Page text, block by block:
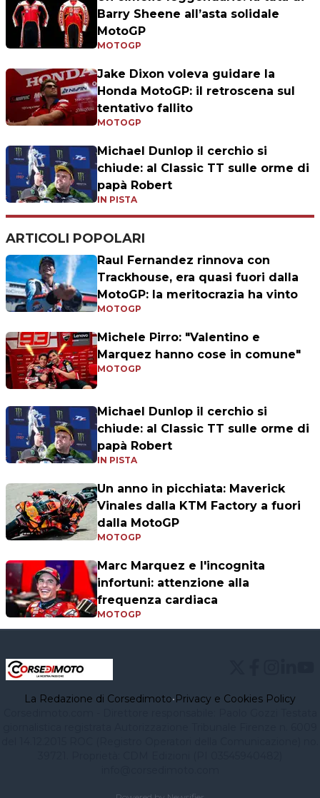
Barry Sheene all’asta solidale
MotoGP
MOTOGP
Jake Dixon voleva guidare la
Honda MotoGP: il retroscena sul
tentativo fallito
MOTOGP
Michael Dunlop il cerchio si
chiude: al Classic TT sulle orme di
papà Robert
IN PISTA
ARTICOLI POPOLARI
Raul Fernandez rinnova con
Trackhouse, era quasi fuori dalla
MotoGP: la meritocrazia ha vinto
MOTOGP
Michele Pirro: "Valentino e
Marquez hanno cose in comune"
MOTOGP
Michael Dunlop il cerchio si
chiude: al Classic TT sulle orme di
papà Robert
IN PISTA
Un anno in picchiata: Maverick
Vinales dalla KTM Factory a fuori
dalla MotoGP
MOTOGP
Marc Marquez e l'incognita
infortuni: attenzione alla
frequenza cardiaca
MOTOGP
La Redazione di Corsedimoto•Privacy e Cookies Policy